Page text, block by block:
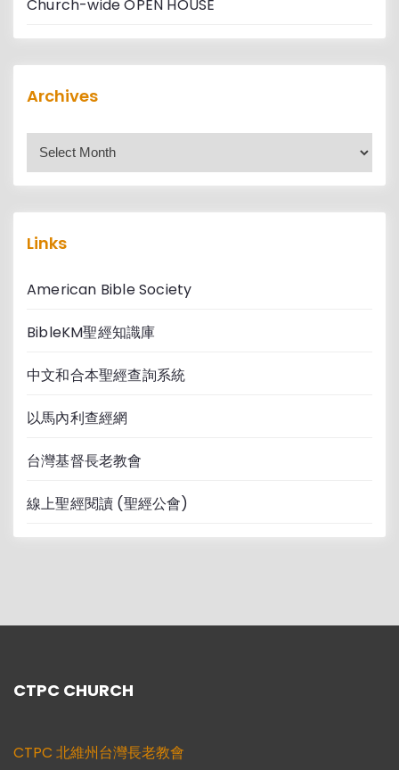
Church-wide OPEN HOUSE
Archives
c
h
i
e
Links
American Bible Society
BibleKM聖經知識庫
中文和合本聖經查詢系統
以馬內利查經網
台灣基督長老教會
線上聖經閱讀 (聖經公會)
CTPC CHURCH
CTPC 北維州台灣長老教會